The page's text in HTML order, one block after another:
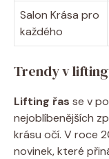
Salon Krása pro
každého
Trendy v
Lifting řas se v
nejoblíbenějších
krásu očí. V ​roce
novinek, které